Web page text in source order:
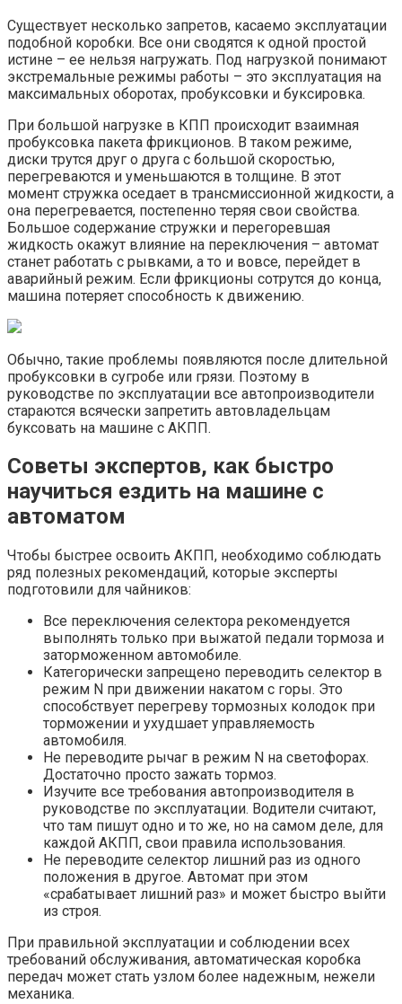
Существует несколько запретов, касаемо эксплуатации
подобной коробки. Все они сводятся к одной простой
истине – ее нельзя нагружать. Под нагрузкой понимают
экстремальные режимы работы – это эксплуатация на
максимальных оборотах, пробуксовки и буксировка.
При большой нагрузке в КПП происходит взаимная
пробуксовка пакета фрикционов. В таком режиме,
диски трутся друг о друга с большой скоростью,
перегреваются и уменьшаются в толщине. В этот
момент стружка оседает в трансмиссионной жидкости, а
она перегревается, постепенно теряя свои свойства.
Большое содержание стружки и перегоревшая
жидкость окажут влияние на переключения – автомат
станет работать с рывками, а то и вовсе, перейдет в
аварийный режим. Если фрикционы сотрутся до конца,
машина потеряет способность к движению.
Обычно, такие проблемы появляются после длительной
пробуксовки в сугробе или грязи. Поэтому в
руководстве по эксплуатации все автопроизводители
стараются всячески запретить автовладельцам
буксовать на машине с АКПП.
Советы экспертов, как быстро
научиться ездить на машине с
автоматом
Чтобы быстрее освоить АКПП, необходимо соблюдать
ряд полезных рекомендаций, которые эксперты
подготовили для чайников:
Все переключения селектора рекомендуется
выполнять только при выжатой педали тормоза и
заторможенном автомобиле.
Категорически запрещено переводить селектор в
режим N при движении накатом с горы. Это
способствует перегреву тормозных колодок при
торможении и ухудшает управляемость
автомобиля.
Не переводите рычаг в режим N на светофорах.
Достаточно просто зажать тормоз.
Изучите все требования автопроизводителя в
руководстве по эксплуатации. Водители считают,
что там пишут одно и то же, но на самом деле, для
каждой АКПП, свои правила использования.
Не переводите селектор лишний раз из одного
положения в другое. Автомат при этом
«срабатывает лишний раз» и может быстро выйти
из строя.
При правильной эксплуатации и соблюдении всех
требований обслуживания, автоматическая коробка
передач может стать узлом более надежным, нежели
механика.